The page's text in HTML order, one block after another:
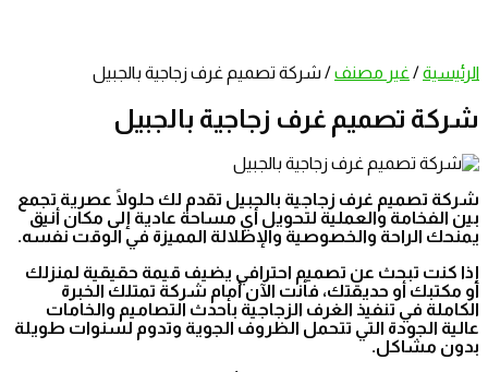
الرئيسية/ غير مصنف/ شركة تصميم غرف زجاجية بالجبيل
شركة تصميم غرف زجاجية بالجبيل
شركة تصميم غرف زجاجية بالجبيل تقدم لك حلولًا عصرية تجمع
بين الفخامة والعملية لتحويل أي مساحة عادية إلى مكان أنيق
يمنحك الراحة والخصوصية والإطلالة المميزة في الوقت نفسه.
إذا كنت تبحث عن تصميم احترافي يضيف قيمة حقيقية لمنزلك
أو مكتبك أو حديقتك، فأنت الآن أمام شركة تمتلك الخبرة
الكاملة في تنفيذ الغرف الزجاجية بأحدث التصاميم والخامات
عالية الجودة التي تتحمل الظروف الجوية وتدوم لسنوات طويلة
بدون مشاكل.